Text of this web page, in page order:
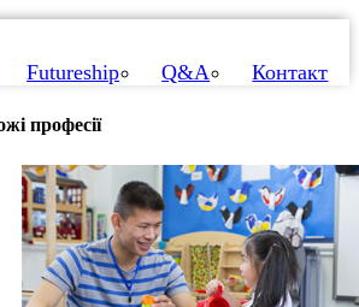
Futureship Q&A Контакт
професії